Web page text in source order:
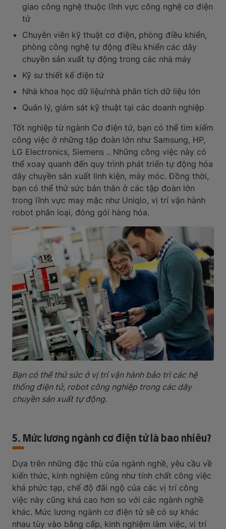
giao công nghệ thuộc lĩnh vực công nghệ cơ điện
tử
Chuyên viên kỹ thuật cơ điện, phòng điều khiển,
phòng công nghệ tự động điều khiển các dây
chuyền sản xuất tự động trong các nhà máy
Kỹ sư thiết kế điện tử
Nhà khoa học dữ liệu/nhà phân tích dữ liệu lớn
Quản lý, giám sát kỹ thuật tại các doanh nghiệp
Tốt nghiệp từ ngành Cơ điện tử, bạn có thể tìm kiếm
công việc ở những tập đoàn lớn như Samsung, HP,
LG Electronics, Siemens .. Những công việc này có
thể xoay quanh đến quy trình phát triển tự động hóa
dây chuyền sản xuất linh kiện, máy móc. Đồng thời,
bạn có thể thử sức bản thân ở các tập đoàn lớn
trong lĩnh vực may mặc như Uniqlo, vị trí vận hành
robot phân loại, đóng gói hàng hóa.
Bạn có thể thử sức ở vị trí vận hành bảo trì các hệ
thống điện tử, robot công nghiệp trong các dây
chuyền sản xuất tự động.
5. Mức lương ngành cơ điện tử là bao nhiêu?
Dựa trên những đặc thù của ngành nghề, yêu cầu về
kiến thức, kinh nghiệm cũng như tính chất công việc
khá phức tạp, chế độ đãi ngộ của các vị trí công
việc này cũng khá cao hơn so với các ngành nghề
khác. Mức lương ngành cơ điện tử sẽ có sự khác
nhau tùy vào bằng cấp, kinh nghiệm làm việc, vị trí